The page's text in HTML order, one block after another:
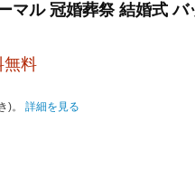
マル 冠婚葬祭 結婚式 バ
無料
)。 詳細を見る